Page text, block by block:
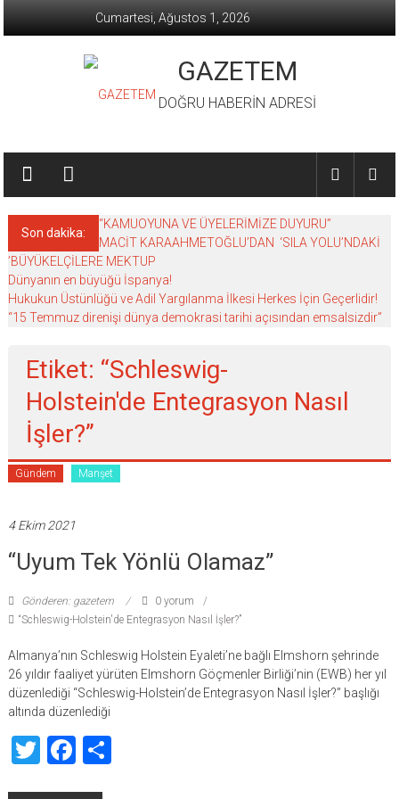
Cumartesi, Ağustos 1, 2026
GAZETEM
DOĞRU HABERİN ADRESİ
Son dakika:
“KAMUOYUNA VE ÜYELERİMİZE DUYURU”
MACİT KARAAHMETOĞLU’DAN ‘SILA YOLU’NDAKİ
’BÜYÜKELÇİLERE MEKTUP
Dünyanın en büyüğü İspanya!
Hukukun Üstünlüğü ve Adil Yargılanma İlkesi Herkes İçin Geçerlidir!
“15 Temmuz direnişi dünya demokrasi tarihi açısından emsalsizdir”
Etiket: “Schleswig-
Holstein'de Entegrasyon Nasıl
İşler?”
Gündem Manşet
4 Ekim 2021
“Uyum Tek Yönlü Olamaz”
Gönderen: gazetem
0 yorum
“Schleswig-Holstein'de Entegrasyon Nasıl İşler?”
Almanya’nın Schleswig Holstein Eyaleti’ne bağlı Elmshorn şehrinde
26 yıldır faaliyet yürüten Elmshorn Göçmenler Birliği’nin (EWB) her yıl
düzenlediği “Schleswig-Holstein’de Entegrasyon Nasıl İşler?” başlığı
altında düzenlediği
TwitterFacebook
Share